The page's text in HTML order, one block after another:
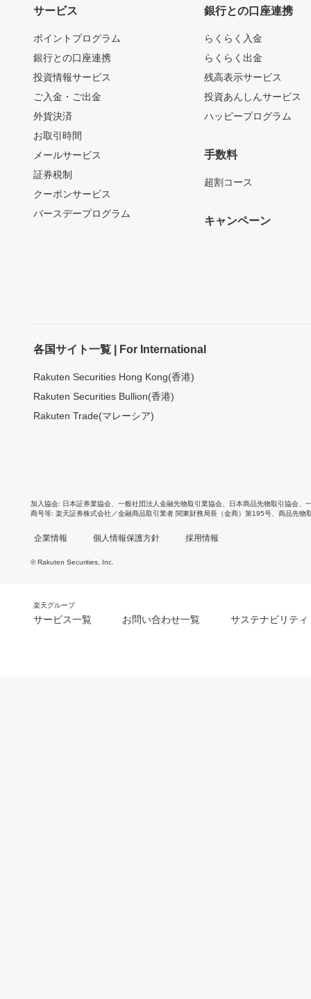
サービス
ポイントプログラム
銀行との口座連携
投資情報サービス
ご入金・ご出金
外貨決済
お取引時間
メールサービス
証券税制
クーポンサービス
バースデープログラム
銀行との口座連携
らくらく入金
らくらく出金
残高表示サービス
投資あんしんサービス
ハッピープログラム
手数料
超割コース
キャンペーン
各国サイト一覧 | For International
Rakuten Securities Hong Kong(香港)
Rakuten Securities Bullion(香港)
Rakuten Trade(マレーシア)
加入協会 日本証券業協会 一般社団法人金融先物取引業協会 日本商品先物取引協会
商号等 楽天証券株式会社／金融商品取引業者 関東財務局長（金商）第195号、商品先物
企業情報 個人情報保護方針 採用情報
© Rakuten Securities, Inc.
楽天グループ
サービス一覧 お問い合わせ一覧 サステナビリティ